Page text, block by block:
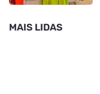
MAIS LIDAS